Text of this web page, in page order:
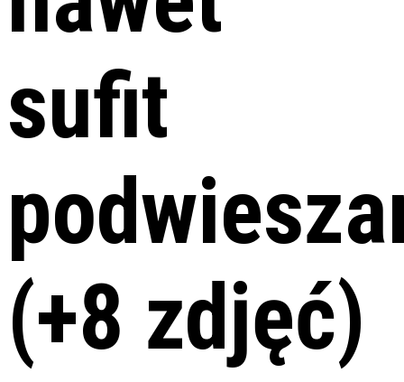
sufit
(+8 zdjęć)